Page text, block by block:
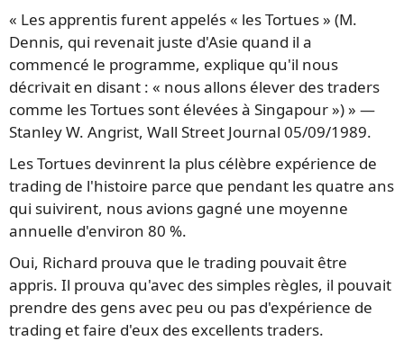
« Les apprentis furent appelés « les Tortues » (M.
Dennis, qui revenait juste d'Asie quand il a
commencé le programme, explique qu'il nous
décrivait en disant : « nous allons élever des traders
comme les Tortues sont élevées à Singapour ») » —
Stanley W. Angrist, Wall Street Journal 05/09/1989.
Les Tortues devinrent la plus célèbre expérience de
trading de l'histoire parce que pendant les quatre ans
qui suivirent, nous avions gagné une moyenne
annuelle d'environ 80 %.
Oui, Richard prouva que le trading pouvait être
appris. Il prouva qu'avec des simples règles, il pouvait
prendre des gens avec peu ou pas d'expérience de
trading et faire d'eux des excellents traders.